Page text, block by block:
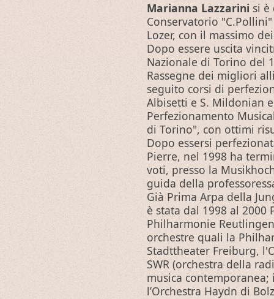
Marianna Lazzarini si è
Conservatorio
Lozer, con il massimo
Dopo essere uscita
Nazionale di Torino del
Rassegne dei migliori
seguito corsi di
Albisetti e S. Mildonian
Perfezionamento
di Torino", con ottimi
Dopo essersi
Pierre, nel 1998 ha
voti, presso la
guida della
Già Prima Arpa della
è stata dal 1998 al
Philharmonie
orchestre quali la
Stadttheater Freiburg,
SWR (orchestra della
musica
l’Orchestra Haydn di